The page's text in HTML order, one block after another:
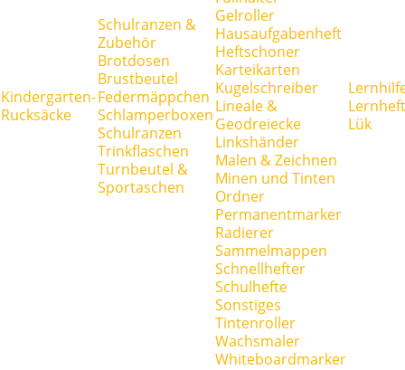
Kindergarten-
Rucksäcke
Schulranzen &
Zubehör
Brotdosen
Brustbeutel
Federmäppchen
Schlamperboxen
Schulranzen
Trinkflaschen
Turnbeutel &
Sportaschen
Gelroller
Hausaufgabenheft
Heftschoner
Karteikarten
Kugelschreiber
Lineale &
Geodreiecke
Linkshänder
Malen & Zeichnen
Minen und Tinten
Ordner
Permanentmarker
Radierer
Sammelmappen
Schnellhefter
Schulhefte
Sonstiges
Tintenroller
Wachsmaler
Whiteboardmarker
Lük